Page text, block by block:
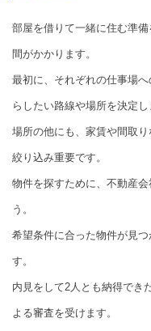
部屋を借りて一緒に住む準
間がかかります。
最初に、それぞれの仕事場
らしたい路線や場所を決定し
場所の他にも、家賃や間取
絞り込み重要です。
物件を探すために、不動産
う。
希望条件に合った物件が見
す。
内見をして2人とも納得でき
よる審査を受けます。